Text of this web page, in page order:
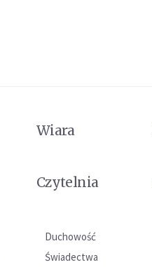
Wiara
Czytelnia
Duchowość
Świadectwa